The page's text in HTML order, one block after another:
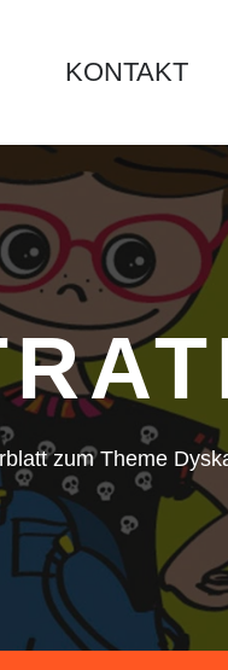
KONTAKT
zum Theme